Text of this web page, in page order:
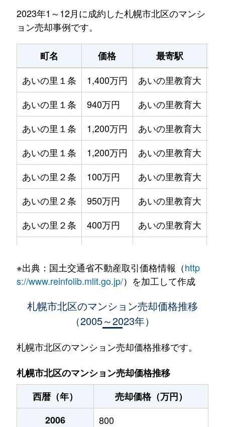
2023年1～12月に成約した札幌市北区のマンシ
ョン売却事例です。
町名 価格 最寄駅
あいの里１条
1,400万円 あいの里教育大
あいの里１条
940万円 あいの里教育大
あいの里１条
1,200万円 あいの里教育大
あいの里１条
1,200万円 あいの里教育大
あいの里２条
100万円 あいの里教育大
あいの里２条
950万円 あいの里教育大
あいの里２条
400万円 あいの里教育大
あいの里２条
400万円 あいの里教育大
720万円 あいの里教育大
あいの里２条
550万円 あいの里教育大
あいの里２条
200万円 あいの里教育大
あいの里２条
150万円 あいの里教育大
あいの里２条
700万円
※出典：国土交通省不動産取引価格情報（http
s://www.reinfolib.mlit.go.jp/）を加工して作成
札幌市北区のマンション売却価格推移
（2005～2023年）
札幌市北区のマンション売却価格推移です。
札幌市北区のマンション売却価格推移
西暦（年）
売却価格（万円）
2006
800